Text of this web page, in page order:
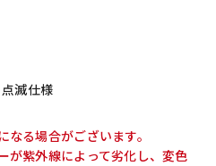
滅仕様
る場合がございます。
紫外線によって劣化し、変色